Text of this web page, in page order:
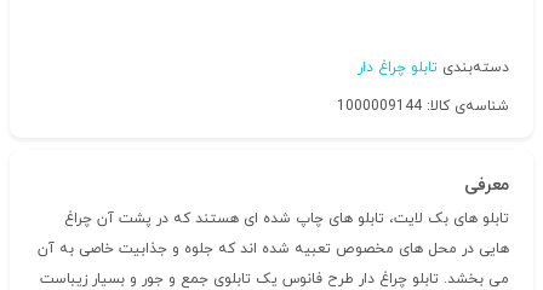
دسته‌بندی تابلو چراغ دار
شناسه‌ی کالا: 1000009144
معرفی
تابلو های بک لایت، تابلو های چاپ شده ای هستند که در پشت آن چراغ
هایی در محل های مخصوص تعبیه شده اند که جلوه و جذابیت خاصی به آن
می بخشد. تابلو چراغ دار طرح فانوس یک تابلوی جمع و جور و بسیار زیباست